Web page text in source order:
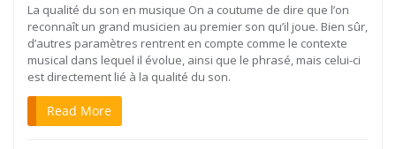
La qualité du son en musique On a coutume de dire que l’on
reconnaît un grand musicien au premier son qu’il joue. Bien sûr,
d’autres paramètres rentrent en compte comme le contexte
musical dans lequel il évolue, ainsi que le phrasé, mais celui-ci
est directement lié à la qualité du son.
Read More